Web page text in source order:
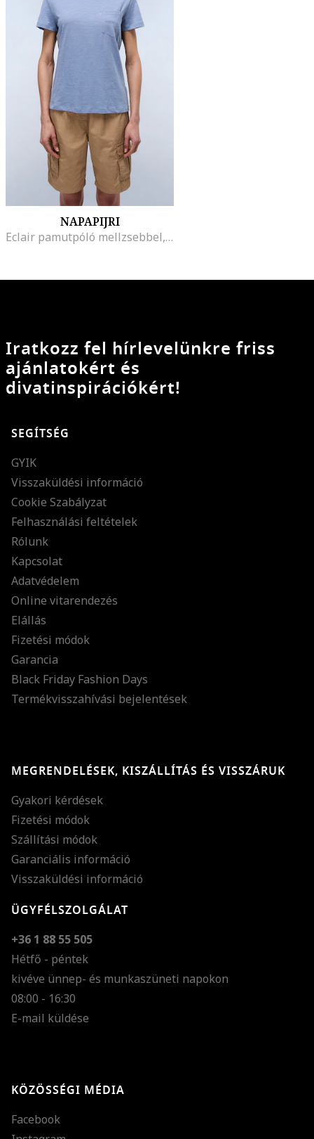
NAPAPIJRI
Eclair pamutpóló mellzsebbel, Púderkék
Iratkozz fel hírlevelünkre friss
ajánlatokért és
divatinspirációkért!
SEGÍTSÉG
GYIK
Visszaküldési információ
Cookie Szabályzat
Felhasználási feltételek
Rólunk
Kapcsolat
Adatvédelem
Online vitarendezés
Elállás
Fizetési módok
Garancia
Black Friday Fashion Days
Termékvisszahívási bejelentések
MEGRENDELÉSEK, KISZÁLLÍTÁS ÉS VISSZÁRUK
Gyakori kérdések
Fizetési módok
Szállítási módok
Garanciális információ
Visszaküldési információ
ÜGYFÉLSZOLGÁLAT
+36 1 88 55 505
Hétfő - péntek
kivéve ünnep- és munkaszüneti napokon
08:00 - 16:30
E-mail küldése
KÖZÖSSÉGI MÉDIA
Facebook